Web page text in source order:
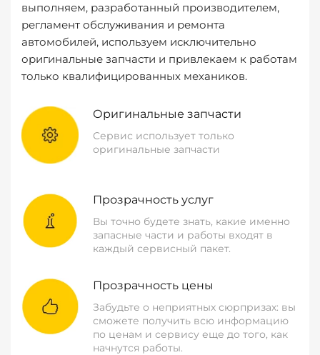
выполняем, разработанный производителем,
регламент обслуживания и ремонта
автомобилей, используем исключительно
оригинальные запчасти и привлекаем к работам
только квалифицированных механиков.
Оригинальные запчасти
Сервис использует только
оригинальные запчасти
Прозрачность услуг
Вы точно будете знать, какие именно
запасные части и работы входят в
каждый сервисный пакет.
Прозрачность цены
Забудьте о неприятных сюрпризах: вы
сможете получить всю информацию
по ценам и сервису еще до того, как
начнутся работы.